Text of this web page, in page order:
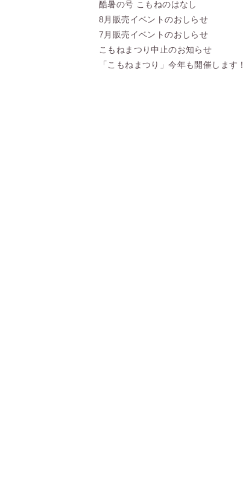
酷暑の号 こもねのはなし
8月販売イベントのおしらせ
7月販売イベントのおしらせ
こもねまつり中止のお知らせ
「こもねまつり」今年も開催します！